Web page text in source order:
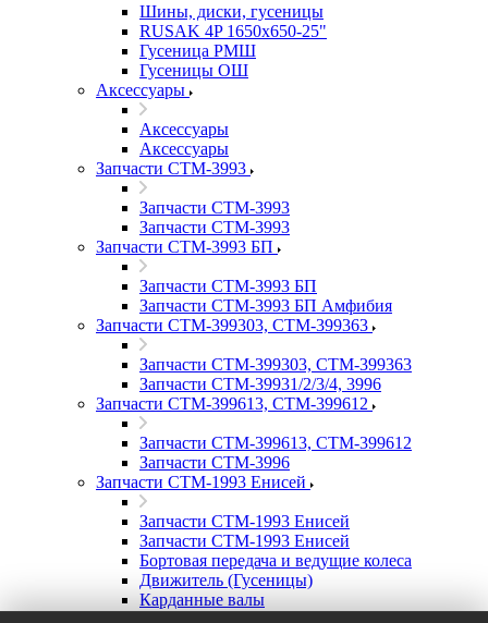
Шины, диски, гусеницы
RUSAK 4P 1650х650-25"
Гусеница РМШ
Гусеницы ОШ
Аксессуары
Аксессуары
Аксессуары
Запчасти СТМ-3993
Запчасти СТМ-3993
Запчасти СТМ-3993
Запчасти СТМ-3993 БП
Запчасти СТМ-3993 БП
Запчасти СТМ-3993 БП Амфибия
Запчасти СТМ-399303, СТМ-399363
Запчасти СТМ-399303, СТМ-399363
Запчасти СТМ-39931/2/3/4, 3996
Запчасти СТМ-399613, СТМ-399612
Запчасти СТМ-399613, СТМ-399612
Запчасти СТМ-3996
Запчасти СТМ-1993 Енисей
Запчасти СТМ-1993 Енисей
Запчасти СТМ-1993 Енисей
Бортовая передача и ведущие колеса
Движитель (Гусеницы)
Карданные валы